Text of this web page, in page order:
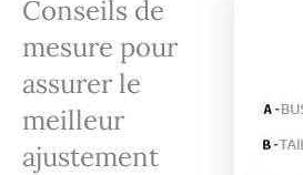
Conseils de
mesure pour
assurer le
meilleur
ajustement